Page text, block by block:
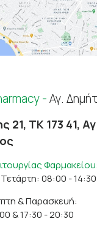
-Αγ.
21, ΤΚ 173 41,
Φαρμακείου:
08:00 - 14:30
& Παρασκευή:
& 17:30 - 20:30